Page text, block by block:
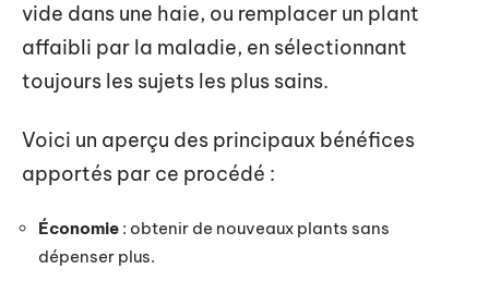
vide dans une haie, ou remplacer un plant
affaibli par la maladie, en sélectionnant
toujours les sujets les plus sains.
Voici un aperçu des principaux bénéfices
apportés par ce procédé :
Économie : obtenir de nouveaux plants sans
dépenser plus.